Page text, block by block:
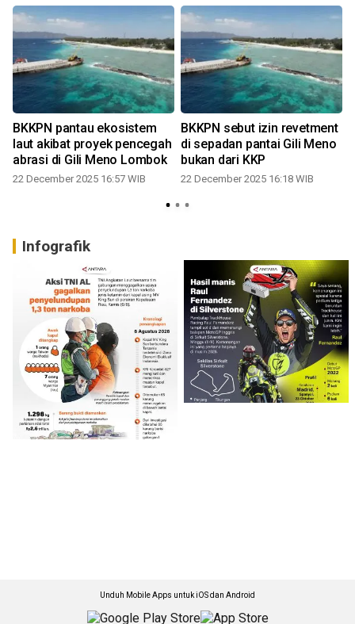
BKKPN pantau ekosistem
laut akibat proyek pencegah
abrasi di Gili Meno Lombok
22 December 2025 16:57 WIB
BKKPN sebut izin revetment
di sepadan pantai Gili Meno
bukan dari KKP
22 December 2025 16:18 WIB
Infografik
Unduh Mobile Apps untuk iOS dan Android